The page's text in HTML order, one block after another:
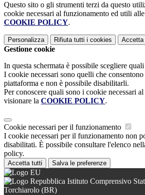
Questo sito o gli strumenti terzi da questo
cookie necessari al funzionamento ed utili
COOKIE POLICY.
Personalizza Rifiuta tutti i cookies Accetta
Gestione cookie
In questa schermata è possibile scegliere
I cookie necessari sono quelli che
piattaforma e non è possibile disabilitarli.
Per conoscere quali sono i cookie necessari
visionare la COOKIE POLICY.
Cookie necessari per il funzionamento
I cookie necessari per il funzionamento non
disabilitati. È possibile consultare l'elenco
policy.
Accetta tutti Salva le preferenze
Istituto Comprensivo
Torchiarolo (BR)